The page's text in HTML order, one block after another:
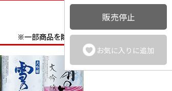
販売停止
お気に入りに追加